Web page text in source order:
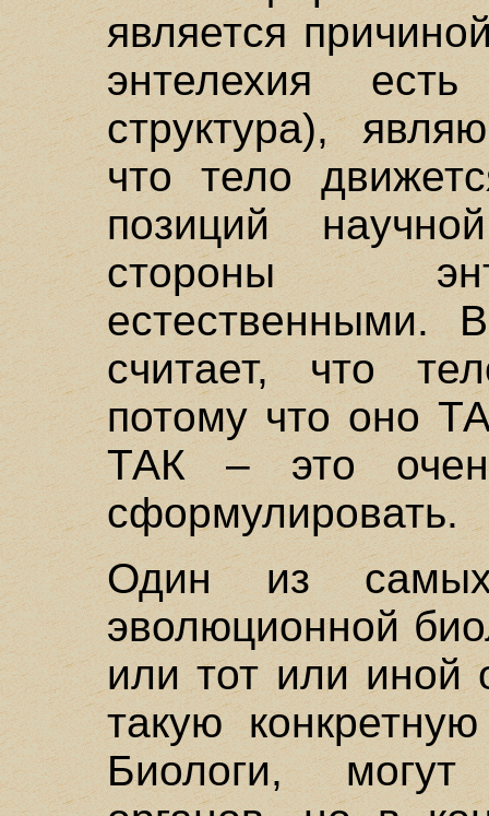
является
энтелехия
структура),
что тело
позиций
стороны
естественными.
считает, что
потому что оно
ТАК – это
сформулировать.
Один из
эволюционной
или тот или иной
такую
Биологи,